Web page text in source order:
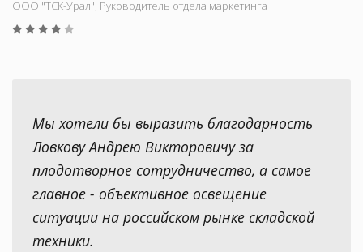
ООО "ТСК-Урал", Руководитель отдела маркетинга
Мы хотели бы выразить благодарность
Ловкову Андрею Викторовичу за
плодотворное сотрудничество, а самое
главное - объективное освещение
ситуации на российском рынке складской
техники.